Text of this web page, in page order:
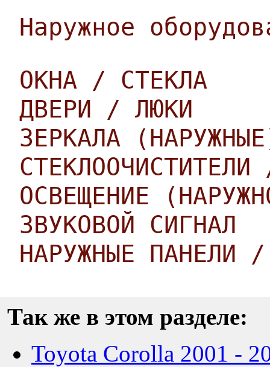
Наружное
ОКНА / СТЕКЛА
ДВЕРИ / ЛЮКИ
ЗЕРКАЛА
ОСВЕЩЕНИЕ
ЗВУКОВОЙ СИГНАЛ
НАРУЖНЫЕ ПАНЕЛИ
Так же в этом разделе:
Toyota Corolla 2001 -